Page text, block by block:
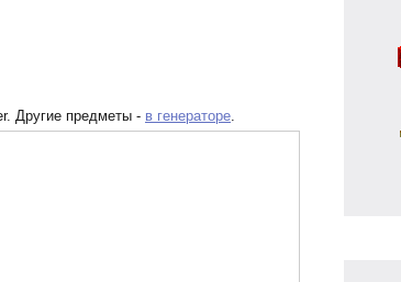
Другие предметы - в генераторе